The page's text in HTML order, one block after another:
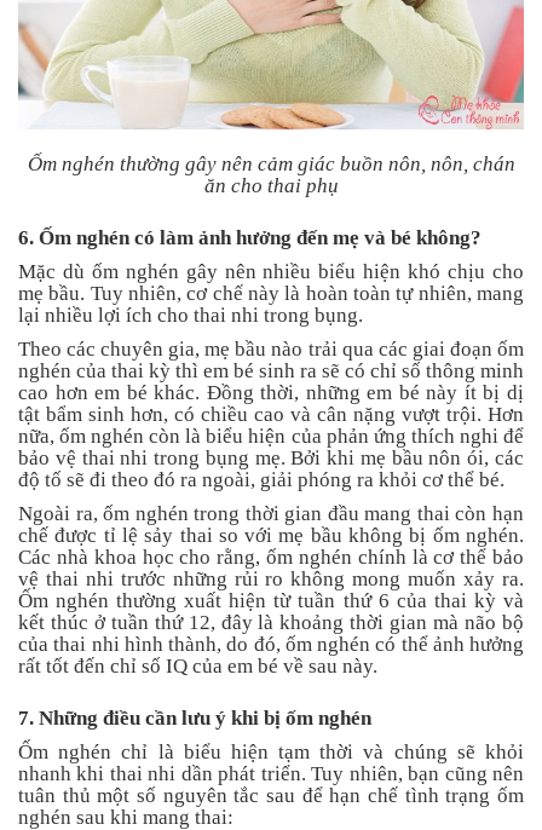
Ốm nghén thường gây nên cảm giác buồn nôn, nôn, chán
ăn cho thai phụ
6. Ốm nghén có làm ảnh hưởng đến mẹ và bé không?
Mặc dù ốm nghén gây nên nhiều biểu hiện khó chịu cho
mẹ bầu. Tuy nhiên, cơ chế này là hoàn toàn tự nhiên, mang
lại nhiều lợi ích cho thai nhi trong bụng.
Theo các chuyên gia, mẹ bầu nào trải qua các giai đoạn ốm
nghén của thai kỳ thì em bé sinh ra sẽ có chỉ số thông minh
cao hơn em bé khác. Đồng thời, những em bé này ít bị dị
tật bẩm sinh hơn, có chiều cao và cân nặng vượt trội. Hơn
nữa, ốm nghén còn là biểu hiện của phản ứng thích nghi để
bảo vệ thai nhi trong bụng mẹ. Bởi khi mẹ bầu nôn ói, các
độ tố sẽ đi theo đó ra ngoài, giải phóng ra khỏi cơ thể bé.
Ngoài ra, ốm nghén trong thời gian đầu mang thai còn hạn
chế được tỉ lệ sảy thai so với mẹ bầu không bị ốm nghén.
Các nhà khoa học cho rằng, ốm nghén chính là cơ thể bảo
vệ thai nhi trước những rủi ro không mong muốn xảy ra.
Ốm nghén thường xuất hiện từ tuần thứ 6 của thai kỳ và
kết thúc ở tuần thứ 12, đây là khoảng thời gian mà não bộ
của thai nhi hình thành, do đó, ốm nghén có thể ảnh hưởng
rất tốt đến chỉ số IQ của em bé về sau này.
7. Những điều cần lưu ý khi bị ốm nghén
Ốm nghén chỉ là biểu hiện tạm thời và chúng sẽ khỏi
nhanh khi thai nhi dần phát triển. Tuy nhiên, bạn cũng nên
tuân thủ một số nguyên tắc sau để hạn chế tình trạng ốm
nghén sau khi mang thai: